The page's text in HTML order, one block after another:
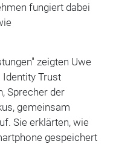
fungiert dabei
zeigten Uwe
Identity Trust
Sprecher der
gemeinsam
Sie erklärten, wie
gespeichert